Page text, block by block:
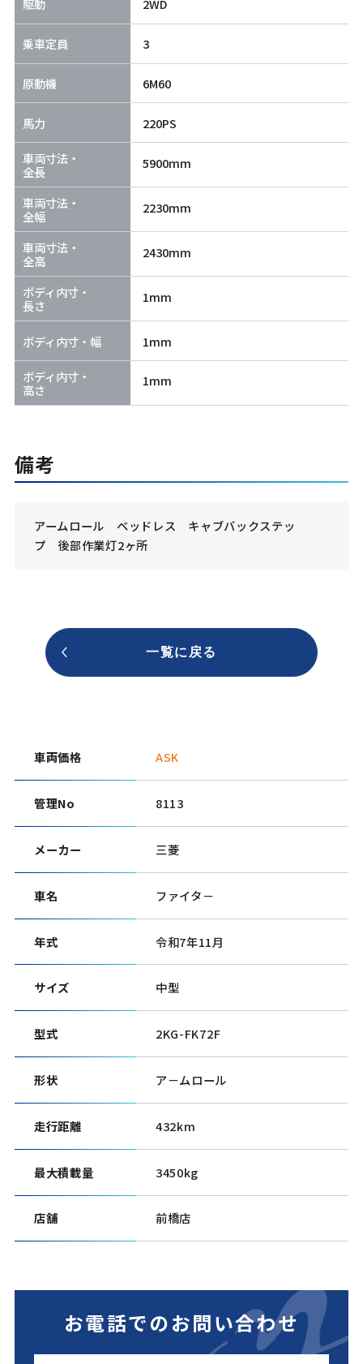
駆動 2WD
乗車定員 3
原動機 6M60
馬力 220PS
車両寸法・
全長
5900mm
車両寸法・
全幅
2230mm
車両寸法・
全高
2430mm
ボディ内寸・
長さ
1mm
ボディ内寸・幅 1mm
ボディ内寸・
高さ
1mm
備考
アームロール ベッドレス キャブバックステッ
プ 後部作業灯2ヶ所
一覧に戻る
車両価格 ASK
管理No 8113
メーカー 三菱
車名 ファイタ－
年式 令和7年11月
サイズ 中型
型式 2KG-FK72F
形状 ア－ムロール
走行距離 432km
最大積載量 3450kg
店舗 前橋店
お電話でのお問い合わせ